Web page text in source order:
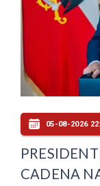
05-08-2026
CADENA